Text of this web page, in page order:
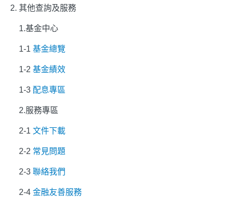
其他查詢及服務
1.基金中心
1-1 基金總覽
1-2 基金績效
1-3 配息專區
2.服務專區
2-1 文件下載
2-2 常見問題
2-3 聯絡我們
2-4 金融友善服務